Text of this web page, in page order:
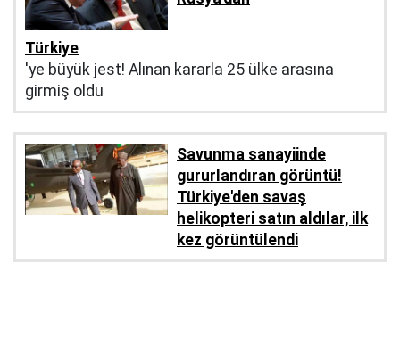
Türkiye
'ye büyük jest! Alınan kararla 25 ülke arasına
girmiş oldu
Savunma sanayiinde
gururlandıran görüntü!
Türkiye'den savaş
helikopteri satın aldılar, ilk
kez görüntülendi